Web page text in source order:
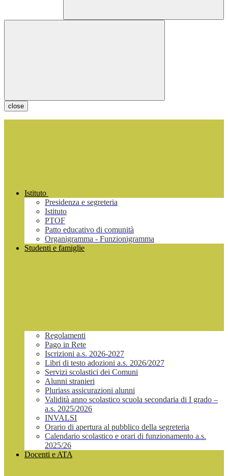
close
Istituto
Presidenza e segreteria
Istituto
PTOF
Patto educativo di comunità
Organigramma - Funzionigramma
Studenti e famiglie
Regolamenti
Pago in Rete
Iscrizioni a.s. 2026-2027
Libri di testo adozioni a.s. 2026/2027
Servizi scolastici dei Comuni
Alunni stranieri
Pluriass assicurazioni alunni
Validità anno scolastico scuola secondaria di I grado –
a.s. 2025/2026
INVALSI
Orario di apertura al pubblico della segreteria
Calendario scolastico e orari di funzionamento a.s.
2025/26
Docenti e ATA